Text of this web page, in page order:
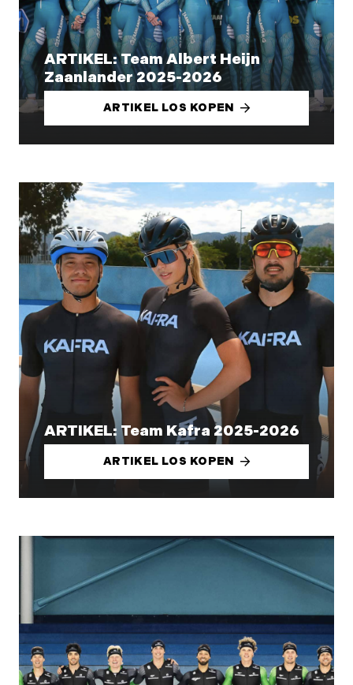
ARTIKEL: Team Albert Heijn
Zaanlander 2025-2026
ARTIKEL LOS KOPEN
ARTIKEL: Team Kafra 2025-2026
ARTIKEL LOS KOPEN